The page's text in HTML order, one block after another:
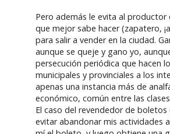
Pero además le evita al productor
que mejor sabe hacer (zapatero,
para salir a vender en la ciudad.
aunque se queje y gano yo,
persecución periódica que hacen
municipales y provinciales a los
apenas una instancia más de
económico, común entre las
El caso del revendedor de boletos
evitar abandonar mis actividades